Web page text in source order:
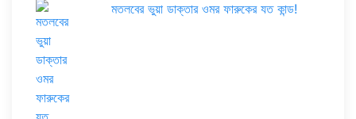
মতলবের ভুয়া ডাক্তার ওমর ফারুকের যত কান্ড!